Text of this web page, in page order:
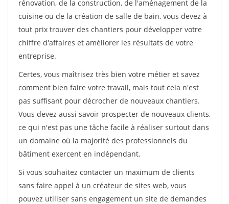
rénovation, de la construction, de l'aménagement de la
cuisine ou de la création de salle de bain, vous devez à
tout prix trouver des chantiers pour développer votre
chiffre d'affaires et améliorer les résultats de votre
entreprise.
Certes, vous maîtrisez très bien votre métier et savez
comment bien faire votre travail, mais tout cela n'est
pas suffisant pour décrocher de nouveaux chantiers.
Vous devez aussi savoir prospecter de nouveaux clients,
ce qui n'est pas une tâche facile à réaliser surtout dans
un domaine où la majorité des professionnels du
bâtiment exercent en indépendant.
Si vous souhaitez contacter un maximum de clients
sans faire appel à un créateur de sites web, vous
pouvez utiliser sans engagement un site de demandes